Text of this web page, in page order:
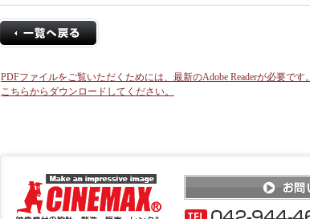
PDFファイルをご覧いただくためには、最新のAdobe Readerが必要です。
こちらからダウンロードしてください。